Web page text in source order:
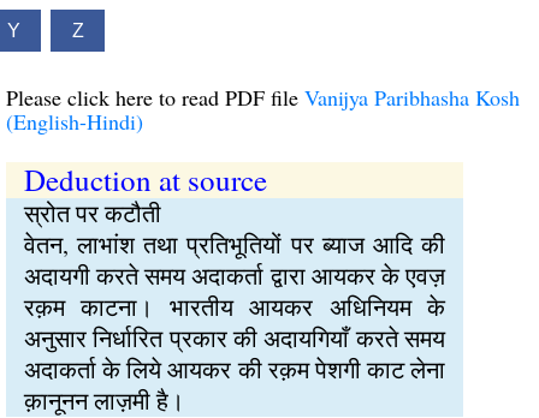
Y Z
Please click here to read PDF file Vanijya Paribhasha Kosh
(English-Hindi)
Deduction at source
स्रोत पर कटौती
वेतन, लाभांश तथा प्रतिभूतियों पर ब्याज आदि की
अदायगी करते समय अदाकर्ता द्वारा आयकर के एवज़
रक़म काटना। भारतीय आयकर अधिनियम के
अनुसार निर्धारित प्रकार की अदायगियाँ करते समय
अदाकर्ता के लिये आयकर की रक़म पेशगी काट लेना
क़ानूनन लाज़मी है।